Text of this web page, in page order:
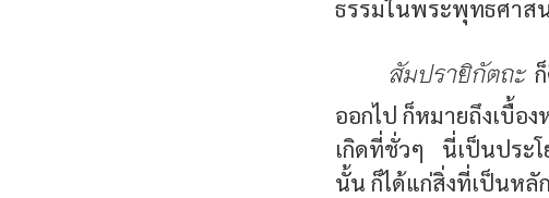
ธรรมในพระพุทธศาส
สัมปรายิกัตถะก็
ออกไป ก็หมายถึงเบื้อ
เกิดที่ชั่วๆ นี่เป็นประ
นั้น ก็ได้แก่สิ่งที่เป็นหลั